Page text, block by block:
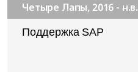
Четыре Лапы, 2016 - н.в.
Поддержка SAP